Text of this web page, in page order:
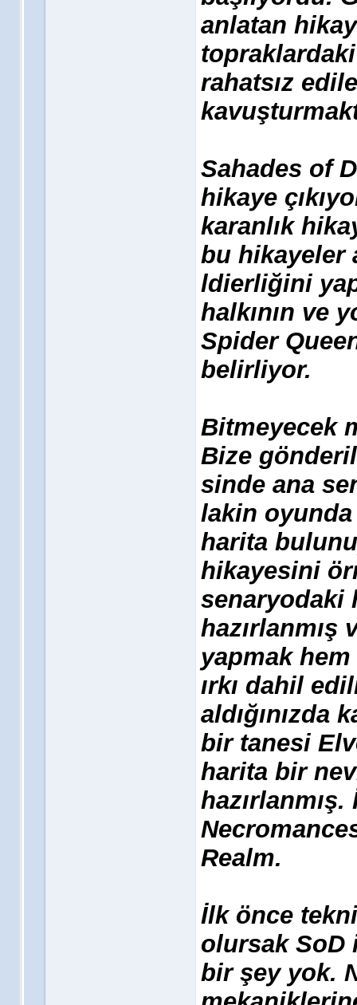
anlatan
rahatsız
Sahades of
hikaye
karanlık
bu hikayeler
ldierliğini
halkının ve
Spider
belirliyor.
Bitmeyecek
Bize
sinde ana
lakin
harita
hikayesini
senaryodaki
hazırlanmış
yapmak hem
ırkı dahil
aldığınızda
bir tanesi
harita bir
Realm.
İlk önce
olursak SoD
bir şey yok.